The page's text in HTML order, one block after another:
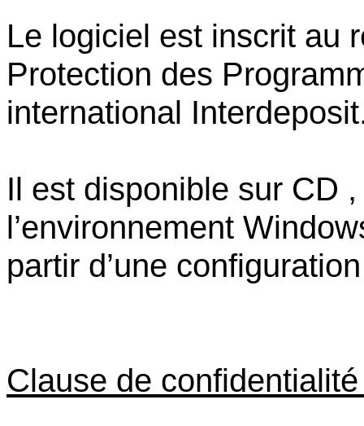
Le logiciel est inscrit au
Protection des
international
Il est disponible sur CD
l’environnement
partir d’une
Clause de